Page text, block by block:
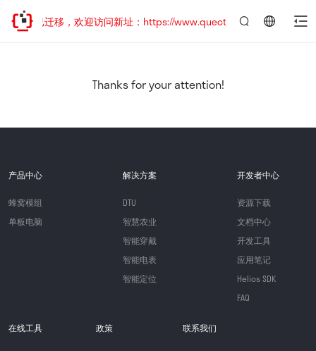
地址已迁移，欢迎访问新址：https://www.quectel.com.cn
Thanks for your attention!
产品中心
蜂窝模组
单板电脑
解决方案
DTU
智慧农业
智能穿戴
智能电表
智能定位
开发者中心
资源下载
文档中心
开发工具
应用笔记
Helios SDK
FAQ
在线工具 政策 联系我们